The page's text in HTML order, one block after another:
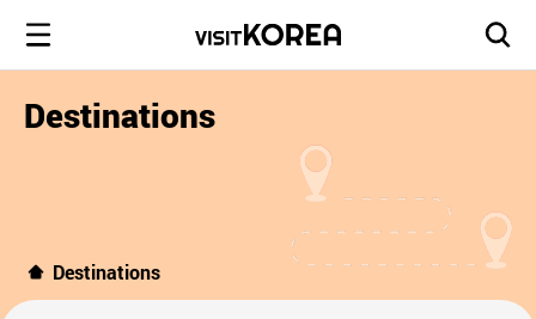
Destinations
Destinations